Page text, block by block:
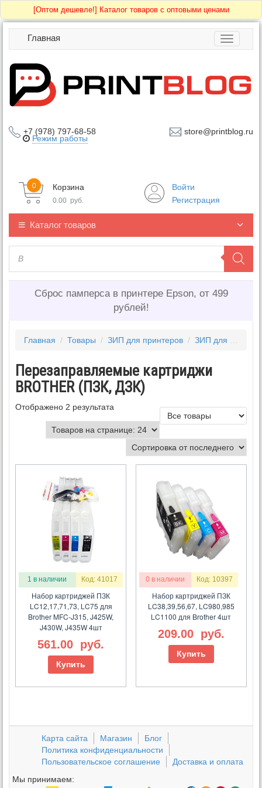
[Оптом дешевле!] Каталог товаров с оптовыми ценами
Toggle
Главная
+7 (978) 797-68-58 store@printblog.ru
Режим работы
Корзина
0
0.00 руб.
Войти
Регистрация
Каталог товаров
Сброс памперса в принтере Epson, от 499
рублей!
Главная / Товары / ЗИП для принтеров / ЗИП для BROTHER
Перезаправляемые картриджи
BROTHER (ПЗК, ДЗК)
Отображено 2 результата
1 в наличии Код: 41017
Набор картриджей ПЗК
LC12,17,71,73, LC75 для
Brother MFC-J315, J425W,
J430W, J435W 4шт
561.00 руб.
Купить
0 в наличии Код: 10397
Набор картриджей ПЗК
LC38,39,56,67, LC980,985
LC1100 для Brother 4шт
209.00 руб.
Купить
Карта сайта Магазин
Блог
Политика конфиденциальности
Пользовательское соглашение
Доставка и оплата
Мы принимаем: